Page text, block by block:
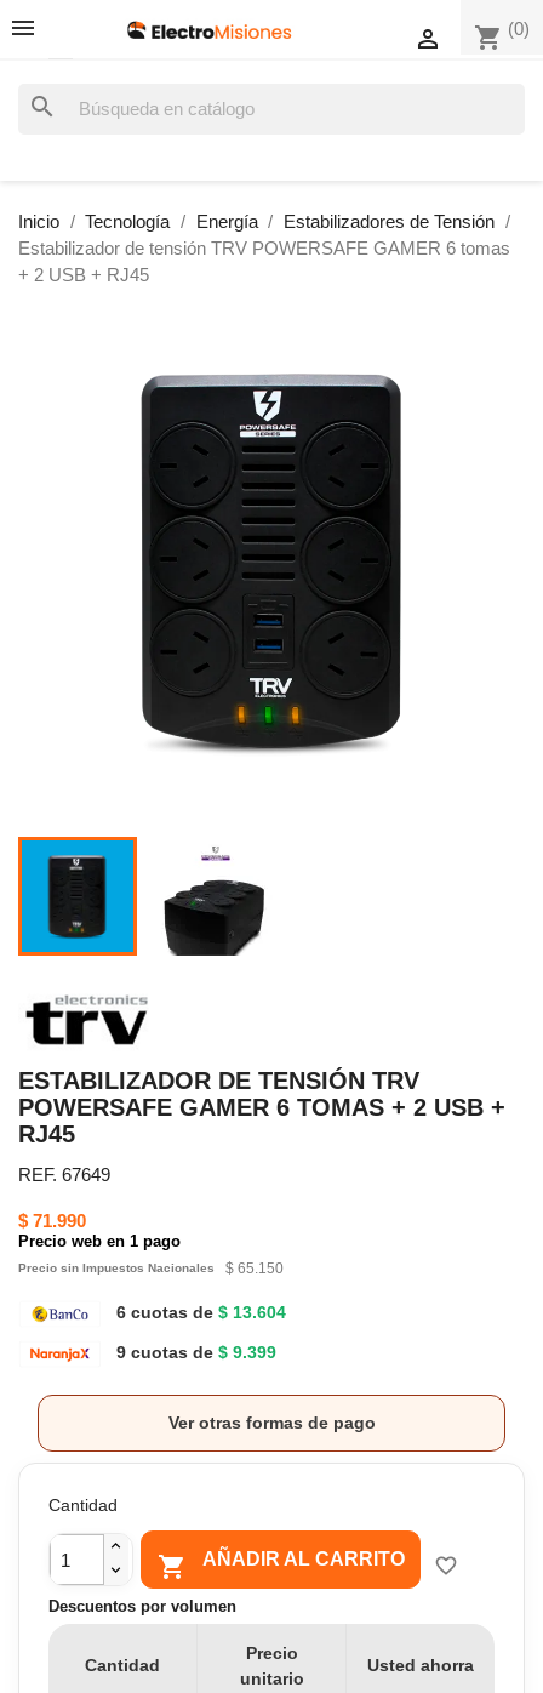
shopping_cart (0)

search
Inicio Tecnología Energía
Estabilizadores de Tensión
Estabilizador de tensión TRV POWERSAFE GAMER 6 tomas
+ 2 USB + RJ45
ESTABILIZADOR DE TENSIÓN TRV
POWERSAFE GAMER 6 TOMAS + 2 USB +
RJ45
REF. 67649
$ 71.990
Precio web en 1 pago
Precio sin Impuestos Nacionales $ 65.150
6 cuotas de $ 13.604
9 cuotas de $ 9.399
Ver otras formas de pago
Cantidad
 AÑADIR AL CARRITO favorite_border
Descuentos por volumen
Cantidad
Precio
unitario
Usted ahorra